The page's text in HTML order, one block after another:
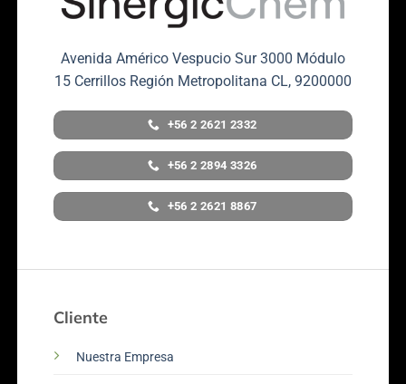
Avenida Américo Vespucio Sur 3000 Módulo
15 Cerrillos Región Metropolitana CL, 9200000
+56 2 2621 2332
+56 2 2894 3326
+56 2 2621 8867
Cliente
Nuestra Empresa